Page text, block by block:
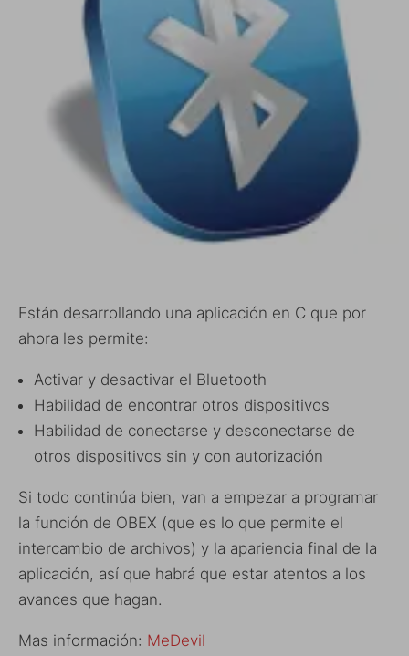
Están desarrollando una aplicación en C que por
ahora les permite:
Activar y desactivar el Bluetooth
Habilidad de encontrar otros dispositivos
Habilidad de conectarse y desconectarse de
otros dispositivos sin y con autorización
Si todo continúa bien, van a empezar a programar
la función de OBEX (que es lo que permite el
intercambio de archivos) y la apariencia final de la
aplicación, así que habrá que estar atentos a los
avances que hagan.
Mas información: MeDevil